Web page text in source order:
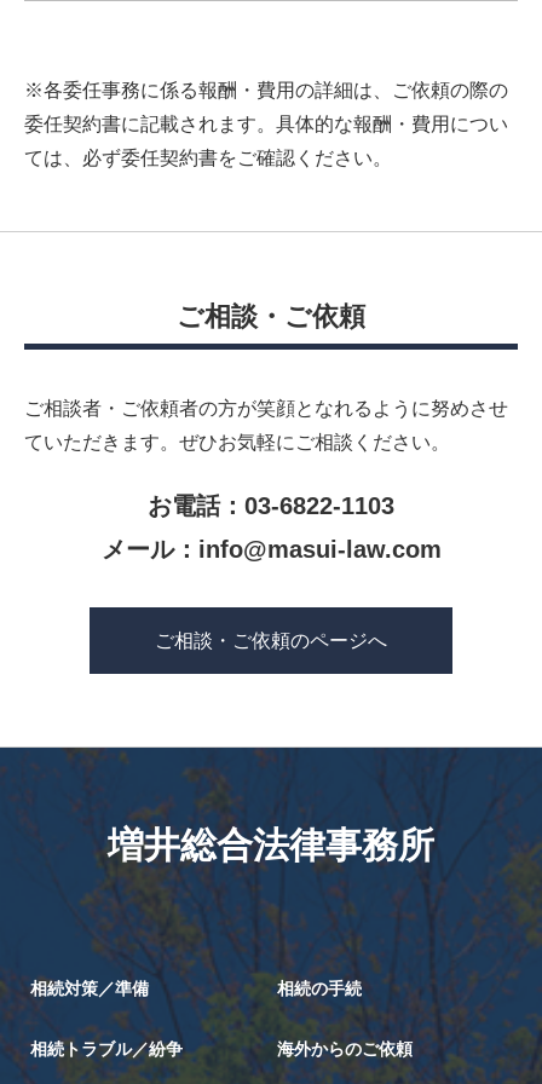
※各委任事務に係る報酬・費用の詳細は、ご依頼の際の
委任契約書に記載されます。具体的な報酬・費用につい
ては、必ず委任契約書をご確認ください。
ご相談・ご依頼
ご相談者・ご依頼者の方が笑顔となれるように努めさせ
ていただきます。 ぜひお気軽にご相談ください。
お電話：03-6822-1103
メール： info@masui-law.com
ご相談・ご依頼のページへ
増井総合法律事務所
相続対策／準備 相続の手続
相続トラブル／紛争 海外からのご依頼